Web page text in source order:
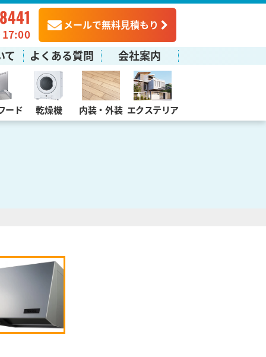
17:00
メールで無料見積もり
て よくある質問 会社案内
ード 乾燥機 内装・外装 エクステリア